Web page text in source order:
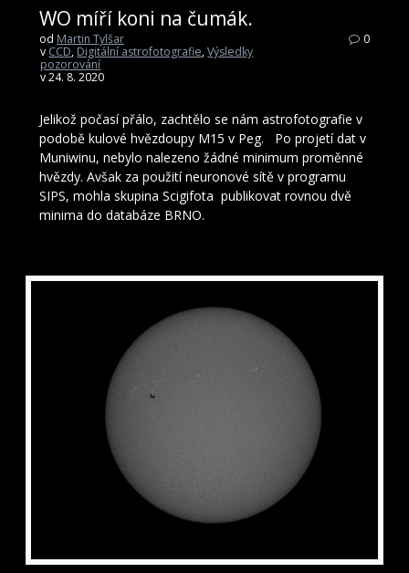
WO míří koni na čumák.
od Martin Tylšar
v CCD, Digitální astrofotografie,Výsledky
pozorování
v 24. 8. 2020
0
Jelikož počasí přálo, zachtělo se nám astrofotografie v
podobě kulové hvězdoupy M15 v Peg. Po projetí dat v
Muniwinu, nebylo nalezeno žádné minimum proměnné
hvězdy. Avšak za použití neuronové sítě v programu
SIPS, mohla skupina Scigifota publikovat rovnou dvě
minima do databáze BRNO.